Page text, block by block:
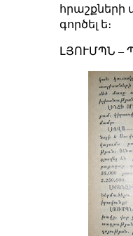
հրաշքների
գործել ե։
ԼՅՈՒՄՊՆ –